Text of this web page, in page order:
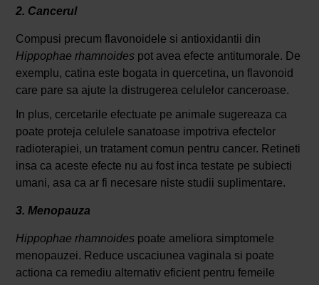
2. Cancerul
Compusi precum flavonoidele si antioxidantii din
Hippophae rhamnoidespot avea efecte antitumorale. De
exemplu, catina este bogata in quercetina, un flavonoid
care pare sa ajute la distrugerea celulelor canceroase.
In plus, cercetarile efectuate pe animale sugereaza ca
poate proteja celulele sanatoase impotriva efectelor
radioterapiei, un tratament comun pentru cancer. Retineti
insa ca aceste efecte nu au fost inca testate pe subiecti
umani, asa ca ar fi necesare niste studii suplimentare.
3. Menopauza
Hippophae rhamnoidespoate ameliora simptomele
menopauzei. Reduce uscaciunea vaginala si poate
actiona ca remediu alternativ eficient pentru femeile